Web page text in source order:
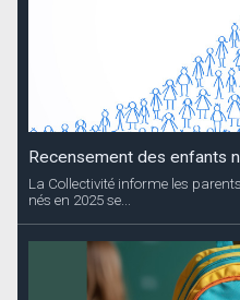
Recensement des enfants
La Collectivité informe les
nés en 2025 se...